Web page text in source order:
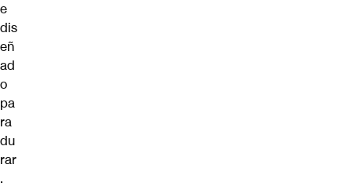
e
dis
eñ
ad
o
pa
ra
du
rar
.